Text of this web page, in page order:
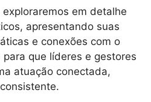
em detalhe
apresentando suas
e conexões com o
que líderes e gestores
atuação conectada,